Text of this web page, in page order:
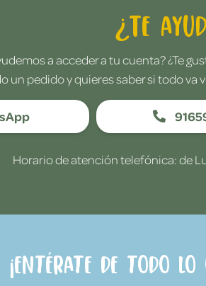
¿Te
a acceder a tu cuenta? ¿Te
un pedido y quieres saber si todo
Horario de atención telefónica: de
¡Entérate de todo lo